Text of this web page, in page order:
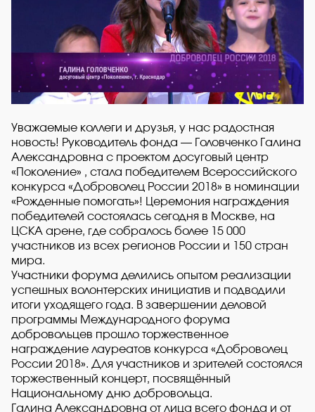
Уважаемые коллеги и друзья, у нас радостная
новость! Руководитель фонда — Головченко Галина
Александровна с проектом досуговый центр
«Поколение» , стала победителем Всероссийского
конкурса «Доброволец России 2018» в номинации
«Рожденные помогать»! Церемония награждения
победителей состоялась сегодня в Москве, на
ЦСКА арене, где собралось более 15 000
участников из всех регионов России и 150 стран
мира.
Участники форума делились опытом реализации
успешных волонтерских инициатив и подводили
итоги уходящего года. В завершении деловой
программы Международного форума
добровольцев прошло торжественное
награждение лауреатов конкурса «Доброволец
России 2018». Для участников и зрителей состоялся
торжественный концерт, посвящённый
Национальному дню добровольца.
Галина Александровна от лица всего фонда и от